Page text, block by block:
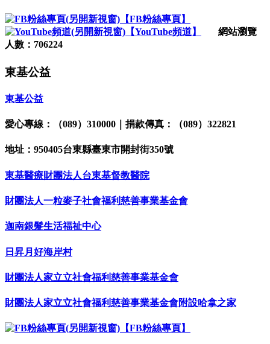
【FB粉絲專頁】
【YouTube頻道】
網站瀏覽
人數：706224
東基公益
東基公益
愛心專線：（089）310000｜捐款傳真：（089）322821
地址：950405台東縣臺東市開封街350號
東基醫療財團法人台東基督教醫院
財團法人一粒麥子社會福利慈善事業基金會
迦南銀髮生活福祉中心
日昇月好海岸村
財團法人家立立社會福利慈善事業基金會
財團法人家立立社會福利慈善事業基金會附設哈拿之家
【FB粉絲專頁】